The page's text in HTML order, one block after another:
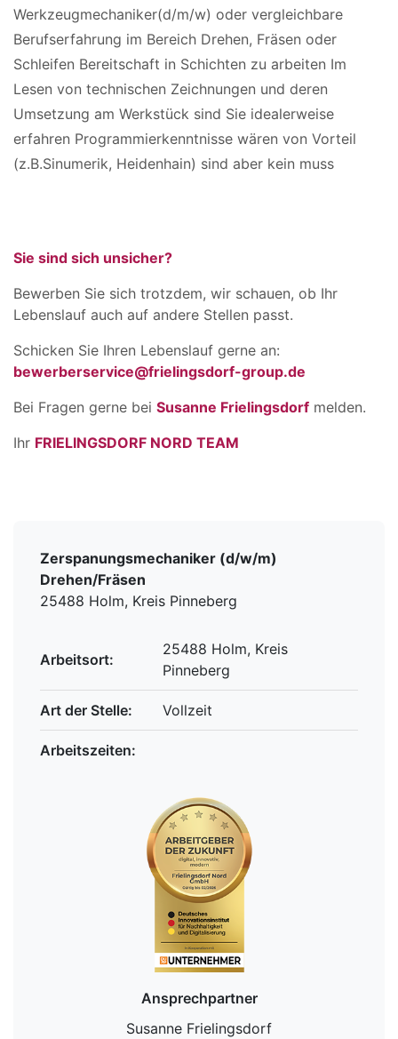
Werkzeugmechaniker(d/m/w) oder vergleichbare
Berufserfahrung im Bereich Drehen, Fräsen oder
Schleifen Bereitschaft in Schichten zu arbeiten Im
Lesen von technischen Zeichnungen und deren
Umsetzung am Werkstück sind Sie idealerweise
erfahren Programmierkenntnisse wären von Vorteil
(z.B.Sinumerik, Heidenhain) sind aber kein muss
Sie sind sich unsicher?
Bewerben Sie sich trotzdem, wir schauen, ob Ihr
Lebenslauf auch auf andere Stellen passt.
Schicken Sie Ihren Lebenslauf gerne an:
bewerberservice@frielingsdorf-group.de
Bei Fragen gerne bei Susanne Frielingsdorf melden.
Ihr FRIELINGSDORF NORD TEAM
Zerspanungsmechaniker (d/w/m)
Drehen/Fräsen
25488 Holm, Kreis Pinneberg
Arbeitsort:
25488 Holm, Kreis
Pinneberg
Art der Stelle: Vollzeit
Arbeitszeiten:
Ansprechpartner
Susanne Frielingsdorf